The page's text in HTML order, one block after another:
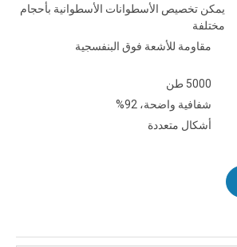
يمكن تخصيص الأسطوانات الأسطوانية بأحجام
مختلفة
مقاومة للأشعة فوق البنفسجية
5000 طن
شفافية واضحة، 92%
أشكال متعددة